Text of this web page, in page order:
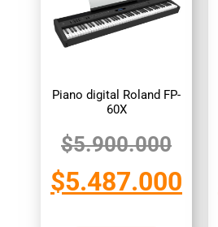
Piano digital Roland FP-
60X
$5.900.000
$5.487.000